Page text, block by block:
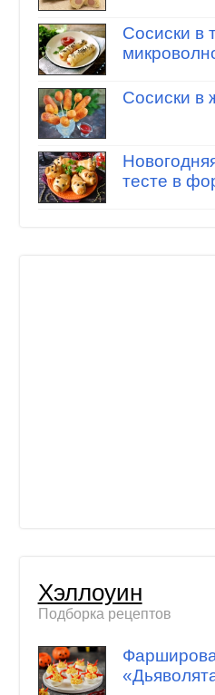
Сосиски в
Сосиски в
тесте в
Хэллоуин
Подборка рецептов